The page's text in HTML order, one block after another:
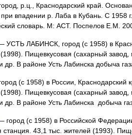
р.ц., Краснодарский край.
впадении р. Лаба в Кубань. С 1958
словарь. М: АСТ. Поспелов Е.М.
УСТЬ ЛАБИНСК, город (с 1958) в
Пищевкусовая (сахарный
др. В районе Усть Лабинска добыча
(с 1958) в России, Краснодарский
Пищевкусовая (сахарный
др. В районе Усть Лабинска добыча
город (с 1958) в Российской
43,1 тыс. жителей (1993).